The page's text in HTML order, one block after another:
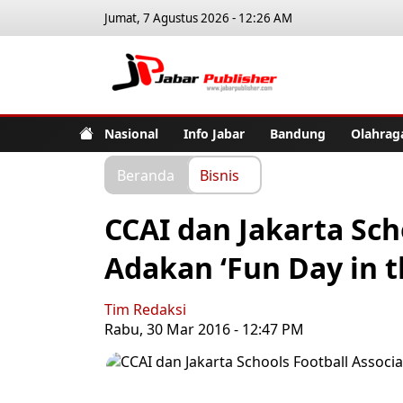
Jumat, 7 Agustus 2026 - 12:26 AM
Nasional Info Jabar Bandung
Beranda Bisnis
CCAI dan Jakarta
Adakan ‘Fun Day in
Tim Redaksi
Rabu, 30 Mar 2016 - 12:47 PM